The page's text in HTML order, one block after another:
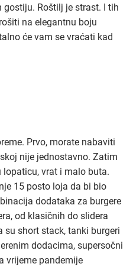
Roštilj je strast. I tih
na elegantnu boju
će vam se vraćati kad
Prvo, morate nabaviti
nije jednostavno. Zatim
vrat i malo buta.
15 posto loja da bi bio
dodataka za burgere
od klasičnih do slidera
su short stack, tanki burgeri
dodacima, supersočni
vrijeme pandemije